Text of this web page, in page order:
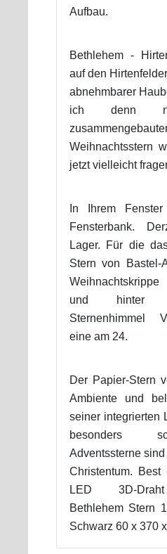
Aufbau.
Bethlehem -
auf den
abnehmbarer
ich denn
Weihnachtsstern
jetzt vielleicht
In Ihrem
Fensterbank.
Lager. Für die
Stern von Bastel-
und hinter
Sternenhimmel
eine am 24.
Der Papier-Stern
Ambiente und
seiner integrierten
besonders
Adventssterne
Christentum. Best
LED 3D-
Bethlehem Stern
Schwarz 60 x 370